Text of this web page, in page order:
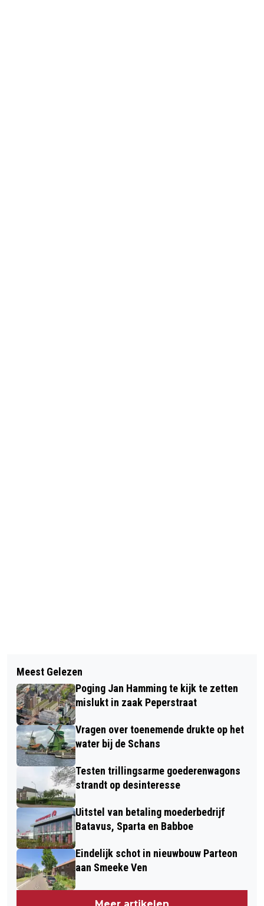
PETITIE TEGEN KORTEN OPENBAAR
VERVOER AL RUIM 1000 KEER
GETEKEND
KOM ALLES TE WETEN OVER
GEVOLGEN EN KANSEN ZERO EMISSIE
ZONES
Meest Gelezen
Poging Jan Hamming te kijk te zetten
mislukt in zaak Peperstraat
Vragen over toenemende drukte op het
water bij de Schans
Testen trillingsarme goederenwagons
strandt op desinteresse
Uitstel van betaling moederbedrijf
Batavus, Sparta en Babboe
Eindelijk schot in nieuwbouw Parteon
aan Smeeke Ven